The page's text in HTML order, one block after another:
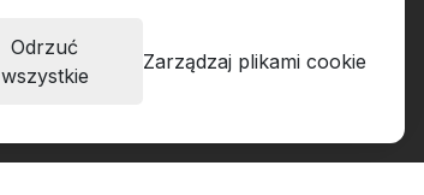
Odrzuć
wszystkie
Zarządzaj plikami cookie